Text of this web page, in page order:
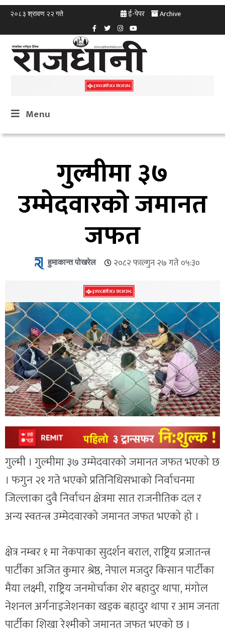
२०८३ श्रावण २२ गते ई-पेपर Archive
Menu
गुल्मीमा ३७
उम्मेदवारको जमानत
जफत
हुमाकान्त पोखरेल २०८२ फाल्गुन २७ गते ०५:३०
गुल्मी । गुल्मीमा ३७ उम्मेदवारको जमानत जफत भएको छ
। फगुन २१ गते भएको प्रतिनिधिसभाको निर्वाचनमा
जिल्लाका दुवै निर्वाचन क्षेत्रमा सात राजनीतिक दल र
अन्य स्वतन्त्र उम्मेदवारको जमानत जफत भएको हो ।
क्षेत्र नम्बर १ मा नेकपाका सुदर्शन बराल, राष्ट्रिय प्रजातन्त्र
पार्टीका अजित कुमार श्रेष्ठ, नेपाल मजदुर किसान पार्टीका
मैया लक्ष्मी, राष्ट्रिय जनमोर्चाका शेर बहादुर थापा, मंगोल
नेशनल अर्गनाइजेशनका खड्क बहादुर थापा र आम जनता
पार्टीका शिखा रेश्मीको जमानत जफत भएको छ ।